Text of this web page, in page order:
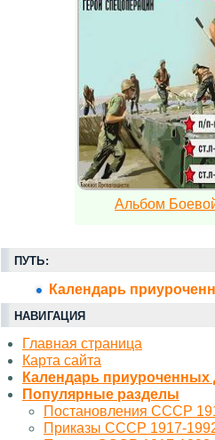
Альбом
ПУТЬ:
Календарь
НАВИГАЦИЯ
Главная страница
Карта сайта
Календарь приуроченных
Популярные разделы
Постановления СССР
Приказы СССР 1917-